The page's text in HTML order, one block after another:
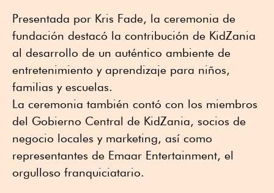
Presentada por Kris Fade, la ceremonia de
fundación destacó la contribución de KidZania
al desarrollo de un auténtico ambiente de
entretenimiento y aprendizaje para niños,
familias y escuelas.
La ceremonia también contó con los miembros
del Gobierno Central de KidZania, socios de
negocio locales y marketing, así como
representantes de Emaar Entertainment, el
orgulloso franquiciatario.